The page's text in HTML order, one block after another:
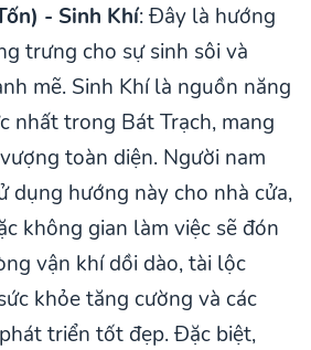
- Sinh Khí: Đây là hướng
trưng cho sự sinh sôi và
mẽ. Sinh Khí là nguồn năng
nhất trong Bát Trạch, mang
toàn diện. Người nam
dụng hướng này cho nhà cửa,
không gian làm việc sẽ đón
vận khí dồi dào, tài lộc
khỏe tăng cường và các
triển tốt đẹp. Đặc biệt,